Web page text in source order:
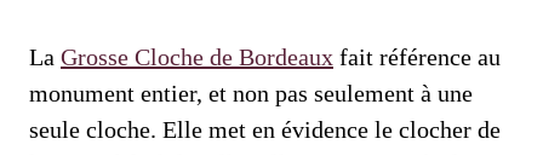
La Grosse Cloche de Bordeaux fait référence au
monument entier, et non pas seulement à une
seule cloche. Elle met en évidence le clocher de